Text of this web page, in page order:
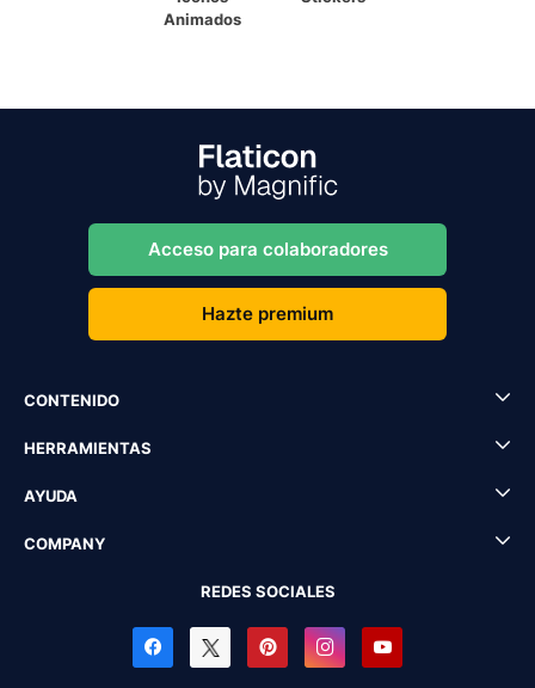
Animados
Acceso para colaboradores
Hazte premium
CONTENIDO
HERRAMIENTAS
AYUDA
COMPANY
REDES SOCIALES